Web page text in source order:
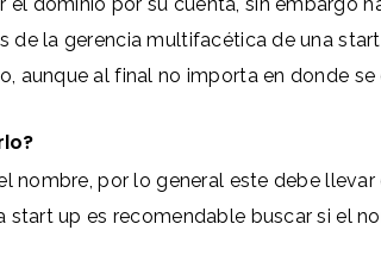
dominio por su cuenta, sin embargo
la gerencia multifacética de una
aunque al final no importa en donde
nombre, por lo general este debe
start up es recomendable buscar si el